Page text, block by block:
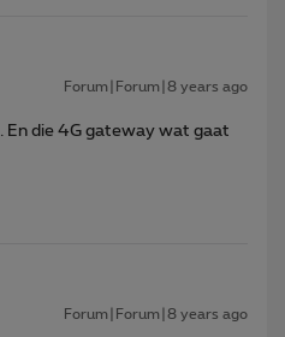
Forum|Forum|8 years ago
die 4G gateway wat gaat
Forum|Forum|8 years ago